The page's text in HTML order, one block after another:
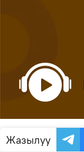
Жазылуу